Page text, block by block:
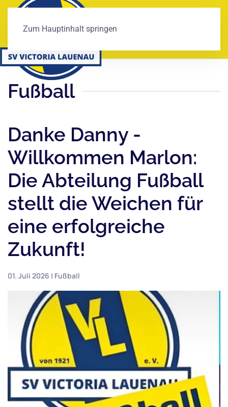
Zum Hauptinhalt springen
Fußball
Danke Danny -
Willkommen Marlon:
Die Abteilung Fußball
stellt die Weichen für
eine erfolgreiche
Zukunft!
01. Juli 2026 | Fußball